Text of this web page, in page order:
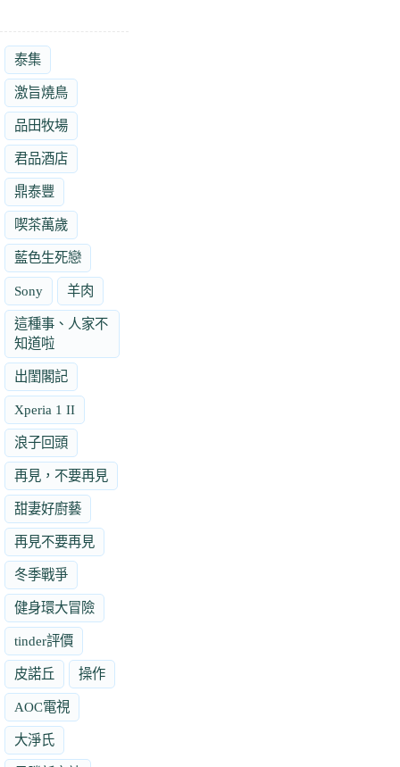
泰集
激旨燒鳥
品田牧場
君品酒店
鼎泰豐
喫茶萬歲
藍色生死戀
Sony 羊肉
這種事、人家不
知道啦
出閨閣記
Xperia 1 II
浪子回頭
再見，不要再見
甜妻好廚藝
再見不要再見
冬季戰爭
健身環大冒險
tinder評價
皮諾丘 操作
AOC電視
大淨氏